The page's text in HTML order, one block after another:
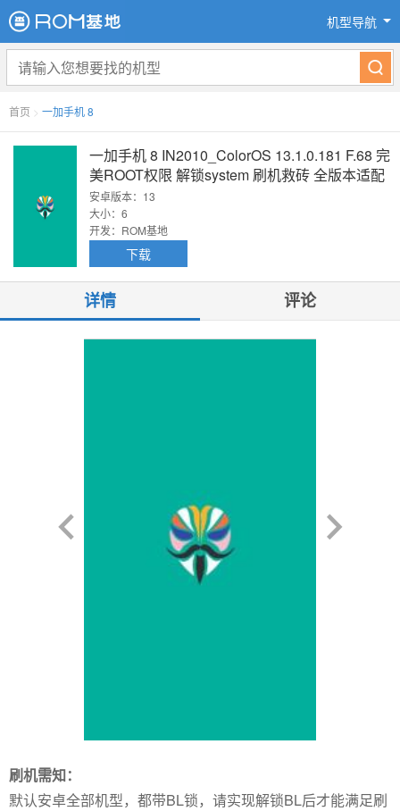
机型导航
首页 > 一加手机 8
一加手机 8 IN2010_ColorOS 13.1.0.181 F.68 完
美ROOT权限 解锁system 刷机救砖 全版本适配
安卓版本：13
大小：6
开发：ROM基地
下载
详情 评论
刷机需知：
默认安卓全部机型，都带BL锁，请实现解锁BL后才能满足刷